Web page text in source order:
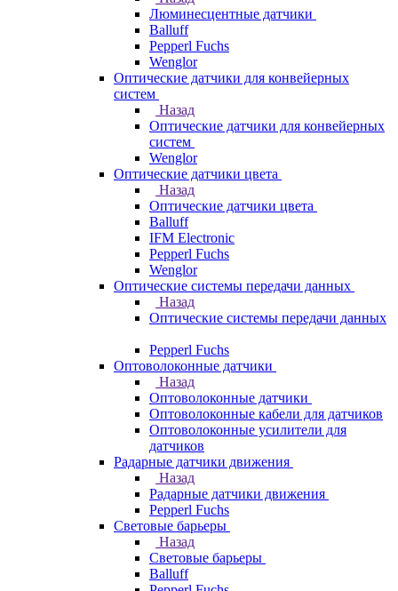
Люминесцентные датчики
Balluff
Pepperl Fuchs
Wenglor
Оптические датчики для конвейерных
систем
Назад
Оптические датчики для конвейерных
систем
Wenglor
Оптические датчики цвета
Назад
Оптические датчики цвета
Balluff
IFM Electronic
Pepperl Fuchs
Wenglor
Оптические системы передачи данных
Назад
Оптические системы передачи данных
Pepperl Fuchs
Оптоволоконные датчики
Назад
Оптоволоконные датчики
Оптоволоконные кабели для датчиков
Оптоволоконные усилители для
датчиков
Радарные датчики движения
Назад
Радарные датчики движения
Pepperl Fuchs
Световые барьеры
Назад
Световые барьеры
Balluff